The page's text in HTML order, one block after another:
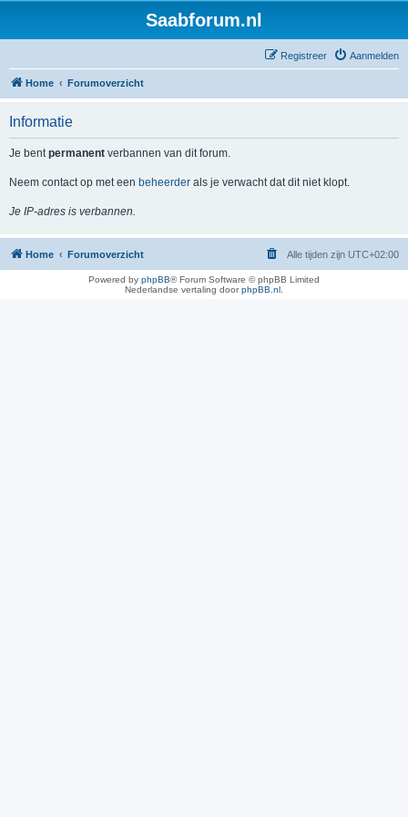
Saabforum.nl
Aanmelden
Registreer
Home Forumoverzicht
Informatie
Je bentpermanent verbannen van dit forum.
Neem contact op met een beheerder als je verwacht dat dit niet klopt.
Je IP-adres is verbannen.
Home Forumoverzicht Alle tijden zijn UTC+02:00
Powered by phpBB® Forum Software © phpBB Limited
Nederlandse vertaling doorphpBB.nl